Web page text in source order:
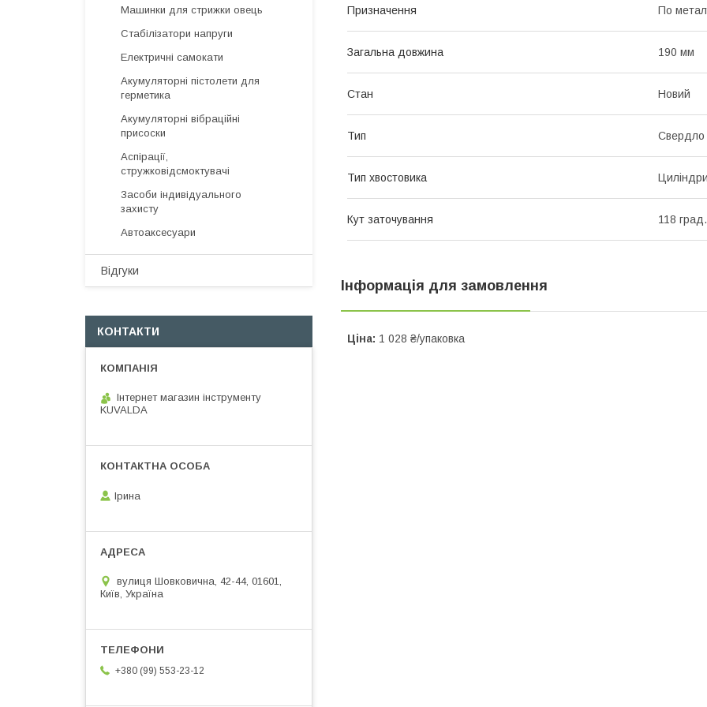
Призначення По
Загальна довжина 190 мм
Стан Новий
Тип Свердло
Тип хвостовика
Кут заточування 118 град.
Інформація для замовлення
Ціна: 1 028 ₴/упаковка
Машинки для стрижки овець
Стабілізатори напруги
Електричні самокати
Акумуляторні пістолети для
герметика
Акумуляторні вібраційні
присоски
Аспірації,
стружковідсмоктувачі
Засоби індивідуального
захисту
Автоаксесуари
Відгуки
КОНТАКТИ
Інтернет магазин інструменту
KUVALDA
Ірина
вулиця Шовковична, 42-44, 01601,
Київ, Україна
+380 (99) 553-23-12